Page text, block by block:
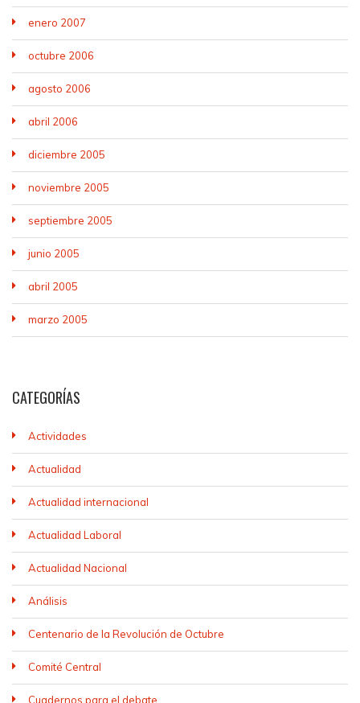
enero 2007
octubre 2006
agosto 2006
abril 2006
diciembre 2005
noviembre 2005
septiembre 2005
junio 2005
abril 2005
marzo 2005
CATEGORÍAS
Actividades
Actualidad
Actualidad internacional
Actualidad Laboral
Actualidad Nacional
Análisis
Centenario de la Revolución de Octubre
Comité Central
Cuadernos para el debate